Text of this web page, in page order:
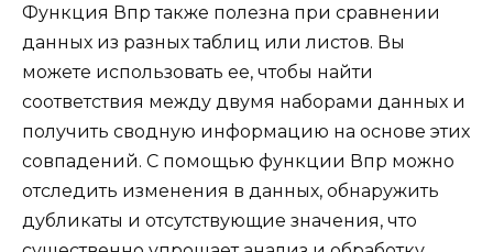
Функция Впр также полезна при сравнении
данных из разных таблиц или листов. Вы
можете использовать ее, чтобы найти
соответствия между двумя наборами данных и
получить сводную информацию на основе этих
совпадений. С помощью функции Впр можно
отследить изменения в данных, обнаружить
дубликаты и отсутствующие значения, что